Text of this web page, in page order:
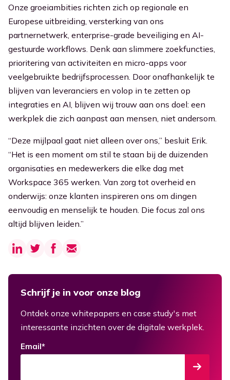
Onze groeiambities richten zich op regionale en
Europese uitbreiding, versterking van ons
partnernetwerk, enterprise-grade beveiliging en AI-
gestuurde workflows. Denk aan slimmere zoekfuncties,
prioritering van activiteiten en micro-apps voor
veelgebruikte bedrijfsprocessen. Door onafhankelijk te
blijven van leveranciers en volop in te zetten op
integraties en AI, blijven wij trouw aan ons doel: een
werkplek die zich aanpast aan mensen, niet andersom.
“Deze mijlpaal gaat niet alleen over ons,” besluit Erik.
“Het is een moment om stil te staan bij de duizenden
organisaties en medewerkers die elke dag met
Workspace 365 werken. Van zorg tot overheid en
onderwijs: onze klanten inspireren ons om dingen
eenvoudig en menselijk te houden. Die focus zal ons
altijd blijven leiden.”
Schrijf je in voor onze blog
Ontdek onze whitepapers en case study's met
interessante inzichten over de digitale werkplek.
Email*